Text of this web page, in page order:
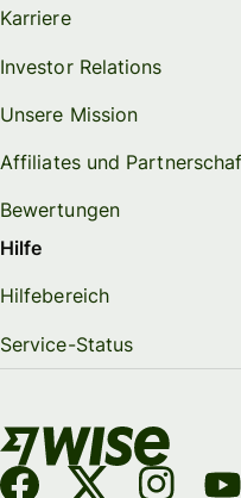
Karriere
Investor Relations
Unsere Mission
Affiliates und
Bewertungen
Hilfe
Hilfebereich
Service-Status